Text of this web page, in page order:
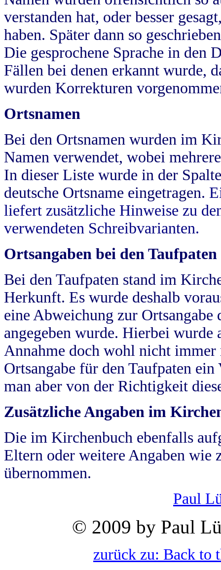
verstanden hat, oder besser
haben. Später dann so
Die gesprochene Sprache in
Fällen bei denen erkannt wurde,
wurden Korrekturen
Ortsnamen
Bei den Ortsnamen wurden im
Namen verwendet, wobei
In dieser Liste wurde in der
deutsche Ortsname eingetragen.
liefert zusätzliche Hinweise zu
verwendeten Schreibvarianten.
Ortsangaben bei den Taufpaten
Bei den Taufpaten stand im
Herkunft. Es wurde deshalb
eine Abweichung zur
angegeben wurde. Hierbei wurde
Annahme doch wohl nicht
Ortsangabe für den Taufpaten
man aber von der Richtigkeit
Zusätzliche Angaben im
Die im Kirchenbuch ebenfalls
Eltern oder weitere Angaben wie
übernommen.
Paul
© 2009 by Paul
zurück zu: Back to